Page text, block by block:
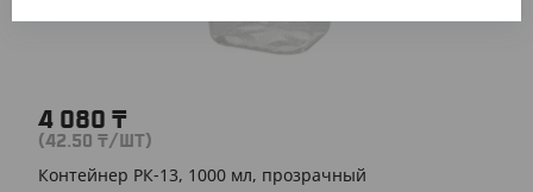
4 080 ₸
(42.50 ₸/ШТ)
Контейнер РК-13, 1000 мл, прозрачный